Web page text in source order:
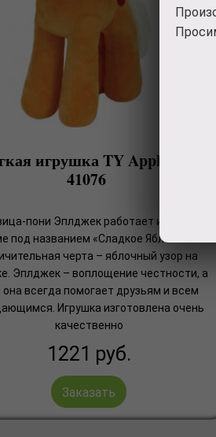
игрушка TY Apple Jack
41076
пони Эплджек работает и живет на
под названием «Сладкое Яблоко». Ее
черта – яблочный узор на
Эплджек – воплощение честности, а
всегда помогает друзьям и всем
Игрушка изготовлена очень
качественно
1221 руб.
Заказать